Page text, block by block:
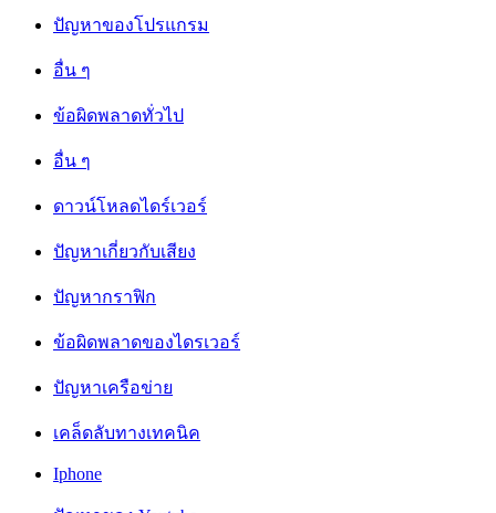
ปัญหาของโปรแกรม
อื่น ๆ
ข้อผิดพลาดทั่วไป
อื่น ๆ
ดาวน์โหลดไดร์เวอร์
ปัญหาเกี่ยวกับเสียง
ปัญหากราฟิก
ข้อผิดพลาดของไดรเวอร์
ปัญหาเครือข่าย
เคล็ดลับทางเทคนิค
Iphone